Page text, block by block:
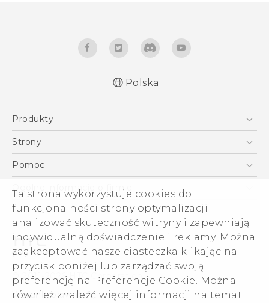
Ta strona wykorzystuje cookies do
funkcjonalności strony optymalizacji
analizować skuteczność witryny i zapewniają
indywidualną doświadczenie i reklamy. Można
zaakceptować nasze ciasteczka klikając na
przycisk poniżej lub zarządzać swoją
preferencję na Preferencje Cookie. Można
również znaleźć więcej informacji na temat
Polish - Wytyczne dotyczące bezpieczeństwa i
English - User manual
English - Safety and regulatory guide
Polska
Produkty
Smartfony
VIVE
Akcesoria
Strony
HTC Vive
Pomoc
Pomoc E-commerce
Ogólne informacje o firmie
ESG
Informacje o firmie
Dla inwestorów (angielski)
Cookie Preferences
Kariera
© 2011-2026 HTC Corporation
Warunki prawne